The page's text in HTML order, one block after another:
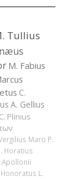
Tullius
M. Fabius
C.
A. Gellius
C. Plinius
Maro P.
Horatius
L.